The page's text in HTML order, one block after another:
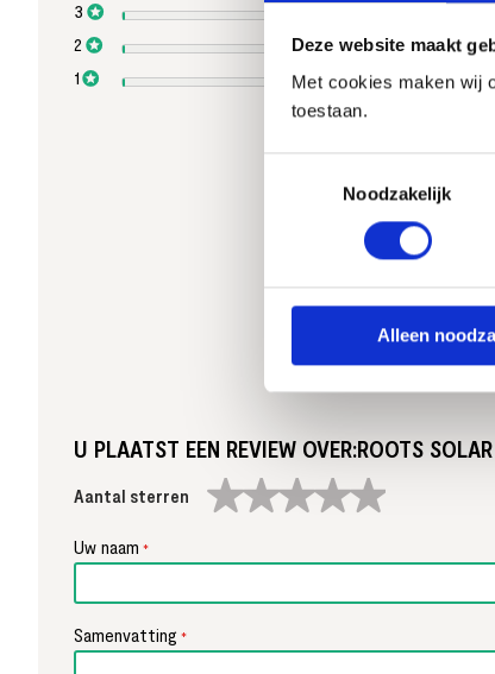
Deze website maakt
Met cookies maken wij
toestaan.
Noodzakelijk
Alleen
U PLAATST EEN REVIEW OVER:ROOTS SOLAR
Uw naam
Samenvatting